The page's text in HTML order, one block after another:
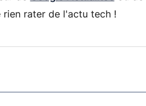
rien rater de l'actu tech !